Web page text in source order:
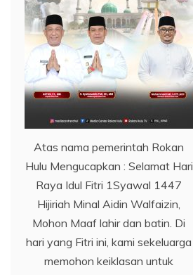
Atas nama pemerintah Rokan
Hulu Mengucapkan : Selamat Hari
Raya Idul Fitri 1Syawal 1447
Hijiriah Minal Aidin Walfaizin,
Mohon Maaf lahir dan batin. Di
hari yang Fitri ini, kami sekeluarga
memohon keiklasan untuk